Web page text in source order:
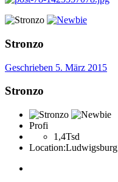
Stronzo
Geschrieben 5. März 2015
Stronzo
Profi
1,4Tsd
Location:Ludwigsburg